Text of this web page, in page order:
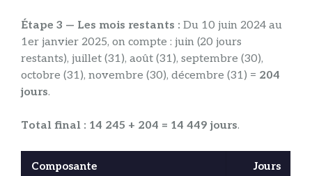
Étape 3 — Les mois restants : Du 10 juin 2024 au
1er janvier 2025, on compte : juin (20 jours
restants), juillet (31), août (31), septembre (30),
octobre (31), novembre (30), décembre (31) = 204
jours.
Total final : 14 245 + 204 = 14 449 jours.
Composante Jours